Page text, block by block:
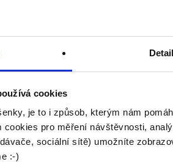
cookies
je to i způsob, kterým nám
pro měření návštěvnosti,
sociální sítě) umožníte
:-)